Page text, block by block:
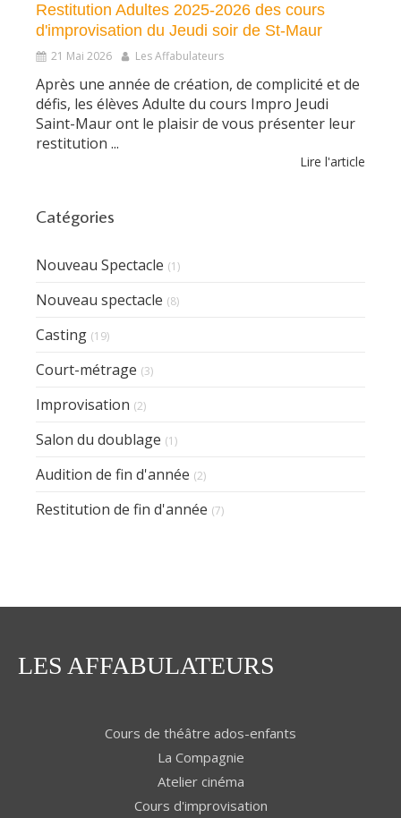
Restitution Adultes 2025-2026 des cours
d'improvisation du Jeudi soir de St-Maur
21 Mai 2026 Les Affabulateurs
Après une année de création, de complicité et de
défis, les élèves Adulte du cours Impro Jeudi
Saint-Maur ont le plaisir de vous présenter leur
restitution ...
Lire l'article
Catégories
Nouveau Spectacle (1)
Nouveau spectacle (8)
Casting (19)
Court-métrage (3)
Improvisation (2)
Salon du doublage (1)
Audition de fin d'année (2)
Restitution de fin d'année (7)
LES AFFABULATEURS
Cours de théâtre ados-enfants
La Compagnie
Atelier cinéma
Cours d'improvisation